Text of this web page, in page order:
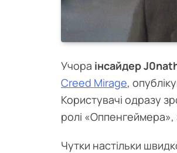
Учора інсайдер
Creed Mirage,
Користувачі одразу
ролі «Оппенгеймера»,
Чутки настільки